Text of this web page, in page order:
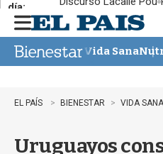
día:
n
u
Vida Sana
EL PAÍS BIENESTAR VIDA SANA
Uruguayos